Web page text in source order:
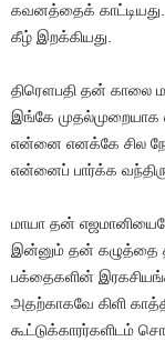
கவனத்தைக் காட்டியது.
கீழ் இறக்கியது.
திரௌபதி தன் காலை
இங்கே முதல்முறையாக
என்னை எனக்கே சில
என்னைப் பார்க்க
மாயா தன்
இன்னும் தன் கழுத்தை
பக்தைகளின்
அதற்காகவே கிளி
கூட்டுக்காரர்களிடம்